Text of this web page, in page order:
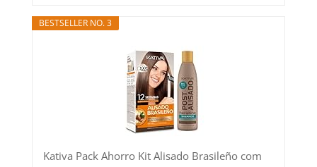
BESTSELLER NO. 3
Kativa Pack Ahorro Kit Alisado Brasileño com